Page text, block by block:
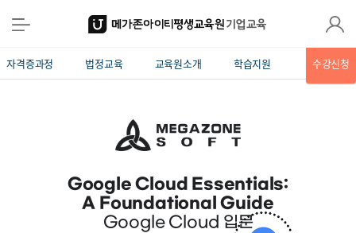
자격증과정 법정교육 교육원소개 학습지원 수강신청
Google Cloud Essentials:
A Foundational Guide
Google Cloud 입문